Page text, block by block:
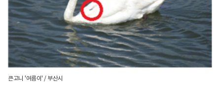
큰고니 '여름이' / 부산시